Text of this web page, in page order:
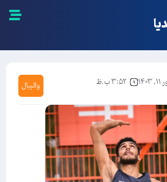
۳:۵۲ ب.ظ
والیبال